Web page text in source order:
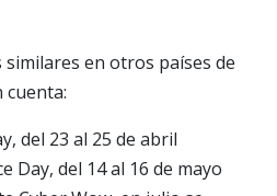
en otros países de
del 23 al 25 de abril
Day, del 14 al 16 de mayo